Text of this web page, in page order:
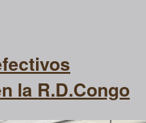
la R.D.Congo